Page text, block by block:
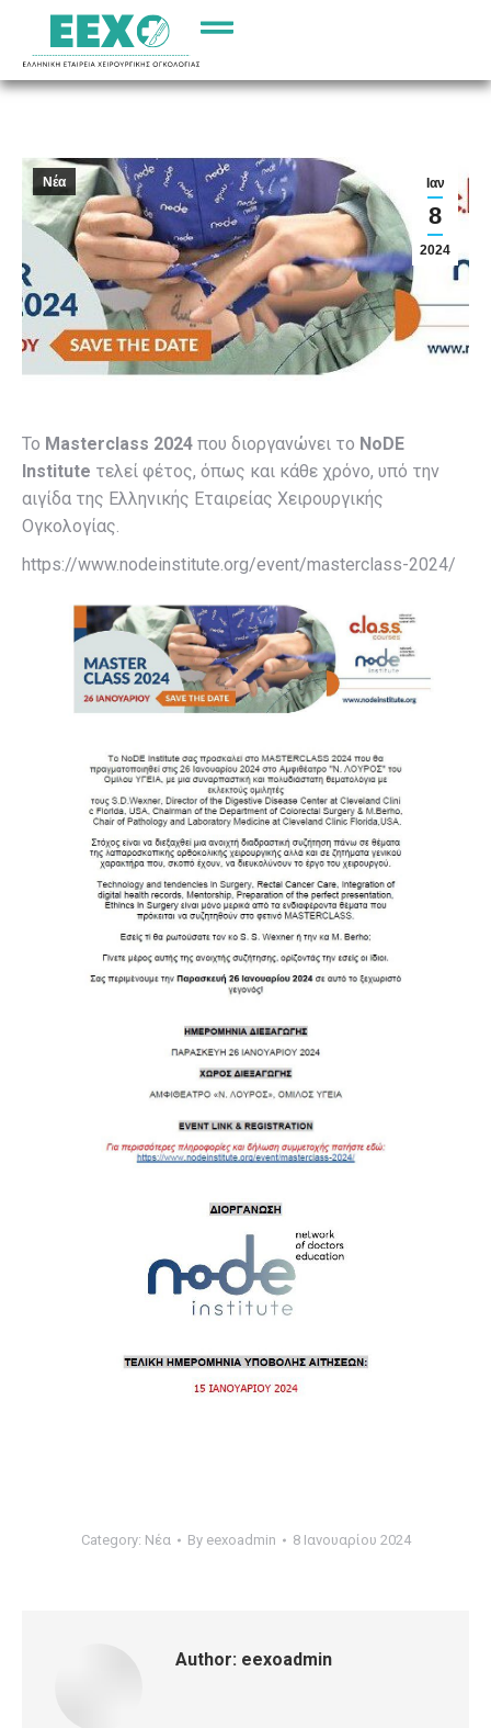
Ιαν
8
2024
Νέα
Το Masterclass 2024 που διοργανώνει το NoDE
Institute τελεί φέτος, όπως και κάθε χρόνο, υπό την
αιγίδα της Ελληνικής Εταιρείας Χειρουργικής
Ογκολογίας.
https://www.nodeinstitute.org/event/masterclass-2024/
Category: Νέα By eexoadmin 8 Ιανουαρίου 2024
Author: eexoadmin